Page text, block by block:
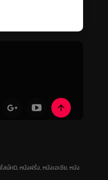
น์HD, หนังฝรั่ง, หนังเอเชีย, หนัง